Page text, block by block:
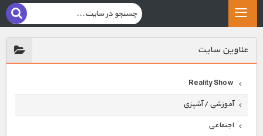
عناوين سايت
Reality Show
آموزشی / آشپزی
اجتماعی